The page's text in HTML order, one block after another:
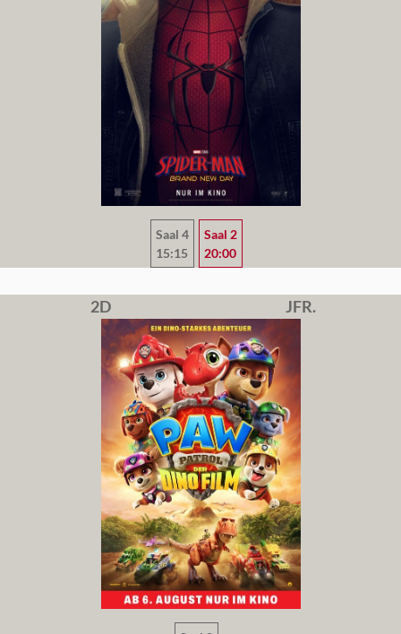
Saal 4
15:15
Saal 2
20:00
2D JFR.